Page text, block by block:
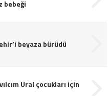
bebeği
beyaza bürüdü
Ural çocukları için